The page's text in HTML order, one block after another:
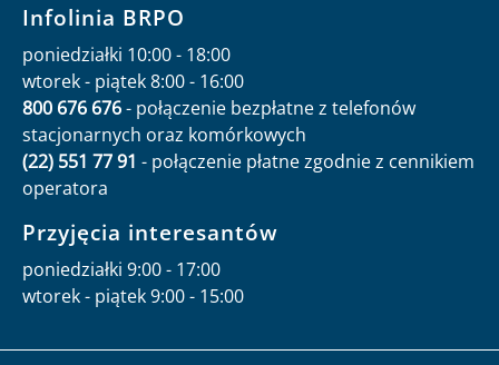
Infolinia BRPO
poniedziałki 10:00 - 18:00
wtorek - piątek 8:00 - 16:00
800 676 676- połączenie bezpłatne z telefonów
stacjonarnych oraz komórkowych
(22) 551 77 91 - połączenie płatne zgodnie z cennikiem
operatora
Przyjęcia interesantów
poniedziałki 9:00 - 17:00
wtorek - piątek 9:00 - 15:00